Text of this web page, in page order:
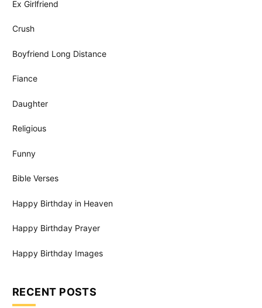
Ex Girlfriend
Crush
Boyfriend Long Distance
Fiance
Daughter
Religious
Funny
Bible Verses
Happy Birthday in Heaven
Happy Birthday Prayer
Happy Birthday Images
RECENT POSTS